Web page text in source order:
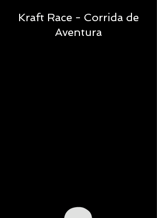
Kraft Race - Corrida de
Aventura